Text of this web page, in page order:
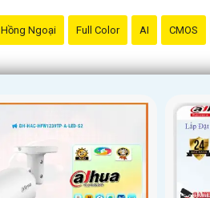
Hồng Ngoại Full Color AI CMOS